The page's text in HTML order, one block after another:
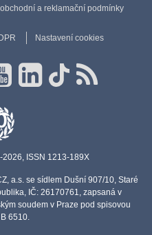
obchodní a reklamační podmínky
Nastavení cookies
2026, ISSN 1213-189X
a.s. se sídlem Dušní 907/10, Staré
IČ: 26170761, zapsaná v
soudem v Praze pod spisovou
6510.